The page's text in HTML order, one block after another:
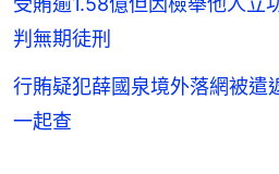
判無期徒刑
行賄疑犯薛國泉境外落網被
一起查